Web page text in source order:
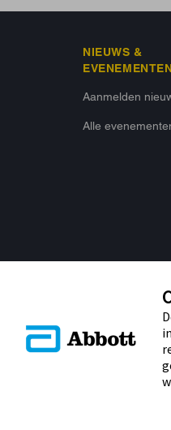
NIEUWS &
Aanmelden
Alle
© 2026 Abbott.
geel en
zijn
Andere